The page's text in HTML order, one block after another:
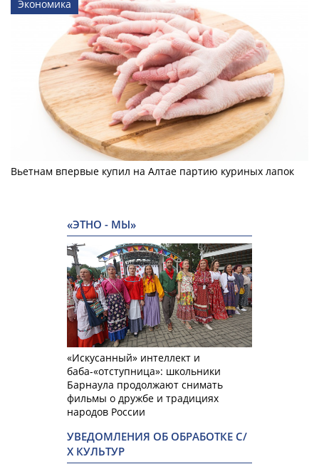
Экономика
Вьетнам впервые купил на Алтае партию куриных лапок
«ЭТНО - МЫ»
«Искусанный» интеллект и
баба-«отступница»: школьники
Барнаула продолжают снимать
фильмы о дружбе и традициях
народов России
УВЕДОМЛЕНИЯ ОБ ОБРАБОТКЕ С/
Х КУЛЬТУР